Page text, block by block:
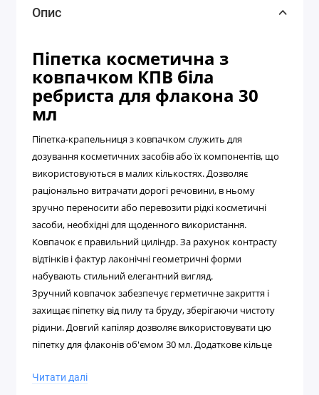
Опис
Піпетка косметична з
ковпачком КПВ біла
ребриста для флакона 30
мл
Піпетка-крапельниця з ковпачком служить для
дозування косметичних засобів або їх компонентів, що
використовуються в малих кількостях. Дозволяє
раціонально витрачати дорогі речовини, в ньому
зручно переносити або перевозити рідкі косметичні
засоби, необхідні для щоденного використання.
Ковпачок є правильний циліндр. За рахунок контрасту
відтінків і фактур лаконічні геометричні форми
набувають стильний елегантний вигляд.
Зручний ковпачок забезпечує герметичне закриття і
захищає піпетку від пилу та бруду, зберігаючи чистоту
рідини. Довгий капіляр дозволяє використовувати цю
піпетку для флаконів об'ємом 30 мл. Додаткове кільце
або відкриття флакону до покупки.
Читати далі